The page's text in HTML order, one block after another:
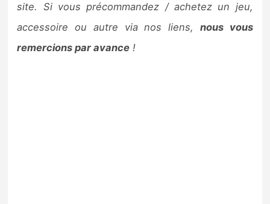
site. Si vous précommandez / achetez un jeu,
accessoire ou autre via nos liens, nous vous
remercions par avance !